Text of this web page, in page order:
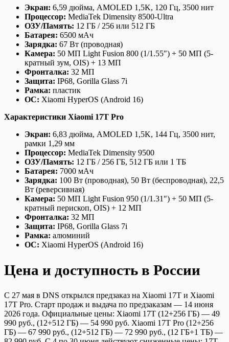
Экран: 6,59 дюйма, AMOLED 1,5K, 120 Гц, 3500 нит
Процессор: MediaTek Dimensity 8500-Ultra
ОЗУ/Память: 12 ГБ / 256 или 512 ГБ
Батарея: 6500 мАч
Зарядка: 67 Вт (проводная)
Камера: 50 МП Light Fusion 800 (1/1.55″) + 50 МП (5-
кратный зум, OIS) + 13 МП
Фронталка: 32 МП
Защита: IP68, Gorilla Glass 7i
Рамка: пластик
ОС: Xiaomi HyperOS (Android 16)
Характеристики Xiaomi 17T Pro
Экран: 6,83 дюйма, AMOLED 1,5K, 144 Гц, 3500 нит,
рамки 1,29 мм
Процессор: MediaTek Dimensity 9500
ОЗУ/Память: 12 ГБ / 256 ГБ, 512 ГБ или 1 ТБ
Батарея: 7000 мАч
Зарядка: 100 Вт (проводная), 50 Вт (беспроводная), 22,5
Вт (реверсивная)
Камера: 50 МП Light Fusion 950 (1/1.31″) + 50 МП (5-
кратный перископ, OIS) + 12 МП
Фронталка: 32 МП
Защита: IP68, Gorilla Glass 7i
Рамка: алюминий
ОС: Xiaomi HyperOS (Android 16)
Цена и доступность в России
С 27 мая в DNS открылся предзаказ на Xiaomi 17T и Xiaomi
17T Pro. Старт продаж и выдача по предзаказам — 14 июня
2026 года. Официальные цены: Xiaomi 17T (12+256 ГБ) — 49
990 руб., (12+512 ГБ) — 54 990 руб. Xiaomi 17T Pro (12+256
ГБ) — 67 990 руб., (12+512 ГБ) — 72 990 руб., (12 ГБ+1 ТБ) —